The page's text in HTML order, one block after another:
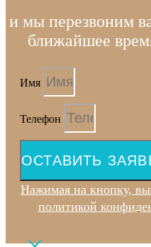
и мы перезвоним
ближайшее
Имя
Телефон
ОСТАВИТЬ
Нажимая на кнопку, вы
политикой